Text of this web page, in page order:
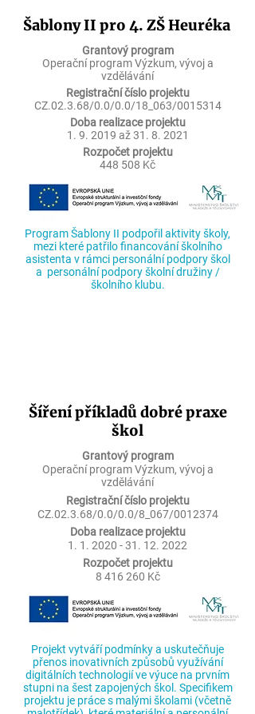
Šablony II pro 4. ZŠ Heuréka
Grantový program
Operační program Výzkum, vývoj a
vzdělávání
Registrační číslo projektu
CZ.02.3.68/0.0/0.0/18_063/0015314
Doba realizace projektu
1. 9. 2019 až31. 8. 2021
Rozpočet projektu
448 508 Kč
Program Šablony II podpořil aktivity školy,
mezi které patřilo financování školního
asistenta v rámci personální podpory škol
a personální podpory školní družiny /
školního klubu.
Šíření příkladů dobré praxe
škol
Grantový program
Operační program Výzkum, vývoj a
vzdělávání
Registrační číslo projektu
CZ.02.3.68/0.0/0.0/8_067/0012374
Doba realizace projektu
1. 1. 2020 - 31. 12. 2022
Rozpočet projektu
8 416 260 Kč
Projekt vytváří podmínky a uskutečňuje
přenos inovativních způsobů využívání
digitálních technologií ve výuce na prvním
stupni na šest zapojených škol. Specifikem
projektu je práce s malými školami (včetně